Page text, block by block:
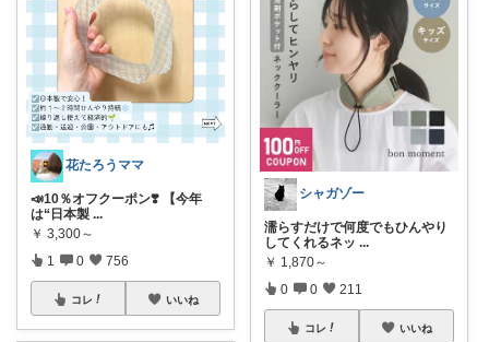
花たろうママ
📣10％オフクーポン❣️ 【今年
は“日本製 ...
￥ 3,300～
1 0 756
コレ いいね
シャガゾー
濡らすだけで何度でもひんやり
してくれるネッ ...
￥ 1,870～
0 0 211
コレ いいね